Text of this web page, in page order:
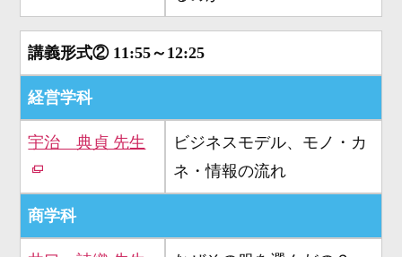
講義形式②11:55～12:25
経営学科
宇治 典貞 先生
ビジネスモデル、モノ・カ
ネ・情報の流れ
商学科